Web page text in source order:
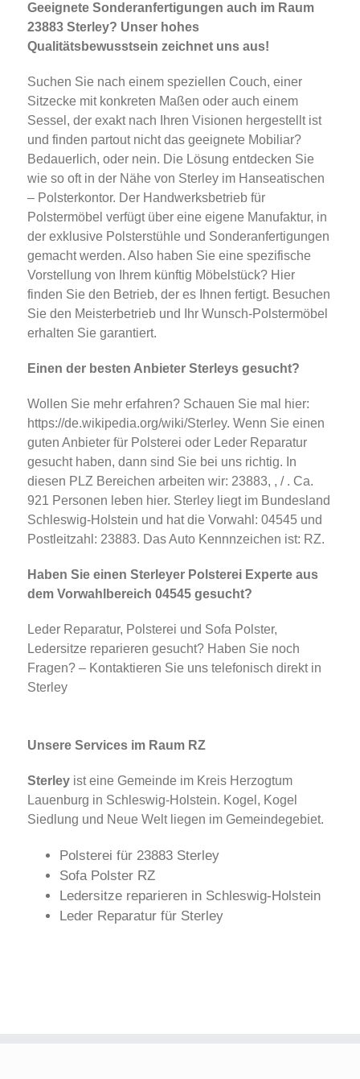
Geeignete Sonderanfertigungen auch im Raum
23883 Sterley? Unser hohes
Qualitätsbewusstsein zeichnet uns aus!
Suchen Sie nach einem speziellen Couch, einer
Sitzecke mit konkreten Maßen oder auch einem
Sessel, der exakt nach Ihren Visionen hergestellt ist
und finden partout nicht das geeignete Mobiliar?
Bedauerlich, oder nein. Die Lösung entdecken Sie
wie so oft in der Nähe von Sterley im Hanseatischen
– Polsterkontor. Der Handwerksbetrieb für
Polstermöbel verfügt über eine eigene Manufaktur, in
der exklusive Polsterstühle und Sonderanfertigungen
gemacht werden. Also haben Sie eine spezifische
Vorstellung von Ihrem künftig Möbelstück? Hier
finden Sie den Betrieb, der es Ihnen fertigt. Besuchen
Sie den Meisterbetrieb und Ihr Wunsch-Polstermöbel
erhalten Sie garantiert.
Einen der besten Anbieter Sterleys gesucht?
Wollen Sie mehr erfahren? Schauen Sie mal hier:
https://de.wikipedia.org/wiki/Sterley. Wenn Sie einen
guten Anbieter für Polsterei oder Leder Reparatur
gesucht haben, dann sind Sie bei uns richtig. In
diesen PLZ Bereichen arbeiten wir: 23883, , / . Ca.
921 Personen leben hier. Sterley liegt im Bundesland
Schleswig-Holstein und hat die Vorwahl: 04545 und
Postleitzahl: 23883. Das Auto Kennnzeichen ist: RZ.
Haben Sie einen Sterleyer Polsterei Experte aus
dem Vorwahlbereich 04545 gesucht?
Leder Reparatur, Polsterei und Sofa Polster,
Ledersitze reparieren gesucht? Haben Sie noch
Fragen? – Kontaktieren Sie uns telefonisch direkt in
Sterley
Unsere Services im Raum RZ
Sterley ist eine Gemeinde im Kreis Herzogtum
Lauenburg in Schleswig-Holstein. Kogel, Kogel
Siedlung und Neue Welt liegen im Gemeindegebiet.
Polsterei für 23883 Sterley
Sofa Polster RZ
Ledersitze reparieren in Schleswig-Holstein
Leder Reparatur für Sterley